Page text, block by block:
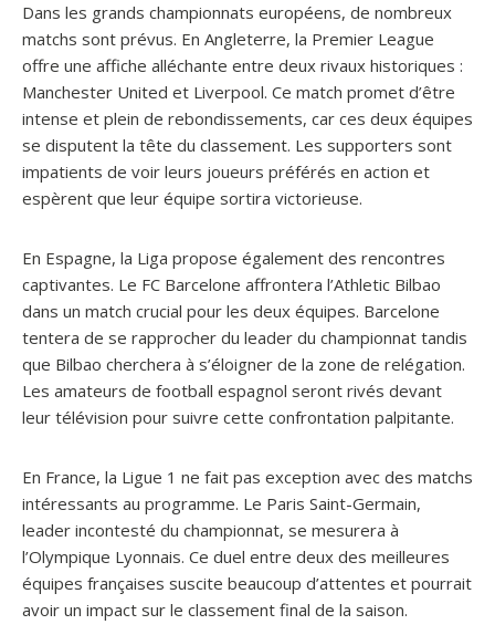
Dans les grands championnats européens, de nombreux
matchs sont prévus. En Angleterre, la Premier League
offre une affiche alléchante entre deux rivaux historiques :
Manchester United et Liverpool. Ce match promet d’être
intense et plein de rebondissements, car ces deux équipes
se disputent la tête du classement. Les supporters sont
impatients de voir leurs joueurs préférés en action et
espèrent que leur équipe sortira victorieuse.
En Espagne, la Liga propose également des rencontres
captivantes. Le FC Barcelone affrontera l’Athletic Bilbao
dans un match crucial pour les deux équipes. Barcelone
tentera de se rapprocher du leader du championnat tandis
que Bilbao cherchera à s’éloigner de la zone de relégation.
Les amateurs de football espagnol seront rivés devant
leur télévision pour suivre cette confrontation palpitante.
En France, la Ligue 1 ne fait pas exception avec des matchs
intéressants au programme. Le Paris Saint-Germain,
leader incontesté du championnat, se mesurera à
l’Olympique Lyonnais. Ce duel entre deux des meilleures
équipes françaises suscite beaucoup d’attentes et pourrait
avoir un impact sur le classement final de la saison.